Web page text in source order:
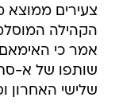
צעירים ממוצא
הקהילה
אמר כי
שותפו של א-
שלישי האחרון